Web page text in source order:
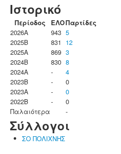
Ιστορικό
Περίοδος ΕΛΟΠαρτίδες
2026A
943 5
2025B
831
12
2025A
869 3
2024B
830 8
2024A
-
4
2023B
-
0
2023Α
-
0
2022B
-
0
Παλαιότερα
-
Σύλλογοι
ΣΟ ΠΟΛΙΧΝΗΣ